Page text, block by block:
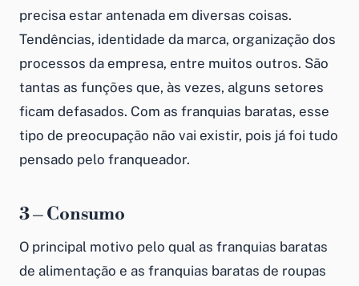
precisa estar antenada em diversas coisas.
Tendências, identidade da marca, organização dos
processos da empresa, entre muitos outros. São
tantas as funções que, às vezes, alguns setores
ficam defasados. Com as franquias baratas, esse
tipo de preocupação não vai existir, pois já foi tudo
pensado pelo franqueador.
3 – Consumo
O principal motivo pelo qual as franquias baratas
de alimentação e as franquias baratas de roupas